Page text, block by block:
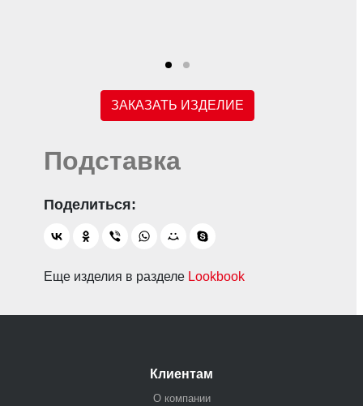
ЗАКАЗАТЬ ИЗДЕЛИЕ
Подставка
Еще изделия в разделе Lookbook
Клиентам
О компании